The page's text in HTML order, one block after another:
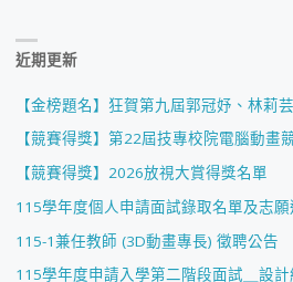
近期更新
【金榜題名】狂賀第九屆郭冠妤、林莉
【競賽得獎】第22屆技專校院電腦動畫
【競賽得獎】2026放視大賞得獎名單
115學年度個人申請面試錄取名單及志
115-1兼任教師 (3D動畫專長) 徵聘公告
115學年度申請入學第二階段面試＿設